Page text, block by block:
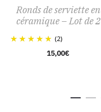
Ronds de serviette en
céramique – Lot de 2
(2)
15,00€